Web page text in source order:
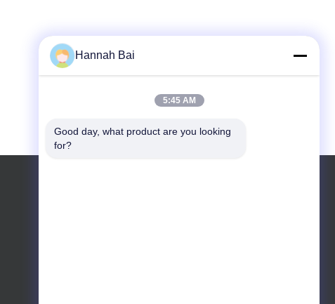
Hannah Bai
5:45 AM
Good day, what product are you looking
for?